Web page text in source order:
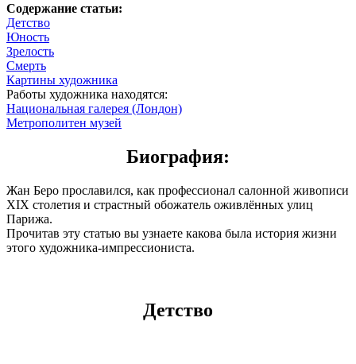
Содержание статьи:
Детство
Юность
Зрелость
Смерть
Картины художника
Работы художника находятся:
Национальная галерея (Лондон)
Метрополитен музей
Биография:
Жан Беро прославился, как профессионал салонной живописи
XIX столетия и страстный обожатель оживлённых улиц
Парижа.
Прочитав эту статью вы узнаете какова была история жизни
этого художника-импрессиониста.
Детство